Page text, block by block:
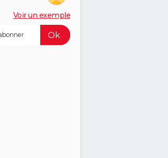
Voir un exemple